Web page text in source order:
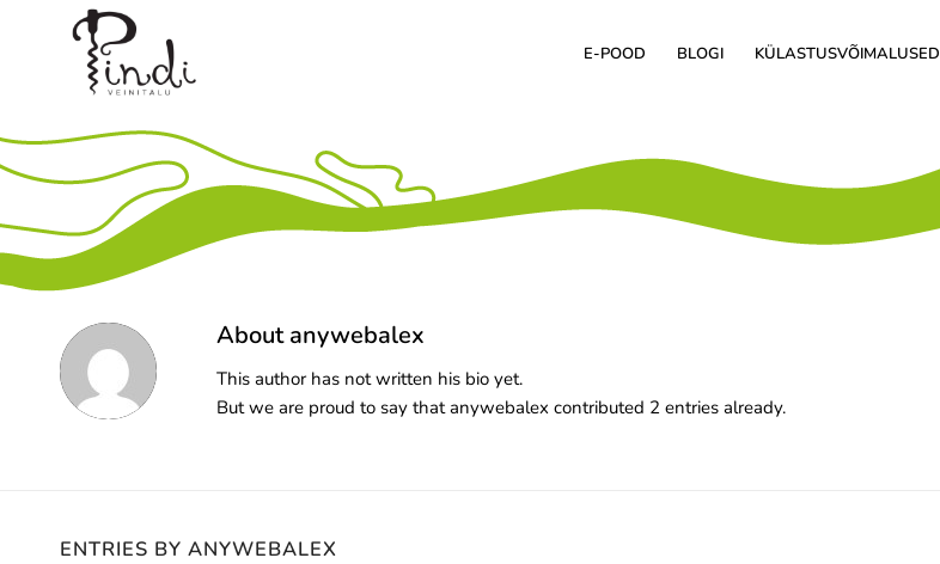
E-POOD BLOGI KÜLASTUSVÕIMALUSED
Aboutanywebalex
This author has not written his bio yet.
But we are proud to say thatanywebalex contributed 2 entries already.
ENTRIES BY ANYWEBALEX